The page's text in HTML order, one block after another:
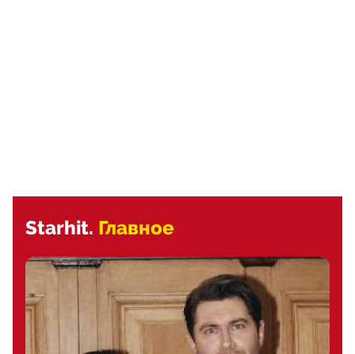
Starhit. Главное